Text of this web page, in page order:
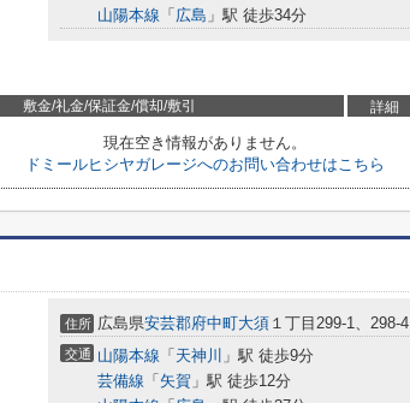
山陽本線 「 広島 」駅 徒歩34分
敷金/礼金/保証金/償却/敷引 詳細
現在空き情報がありません。
ドミールヒシヤガレージへのお問い合わせはこちら
住所 広島県安芸郡府中町大須 １丁目299-1、298-4
交通 山陽本線 「 天神川 」駅 徒歩9分
芸備線 「 矢賀 」駅 徒歩12分